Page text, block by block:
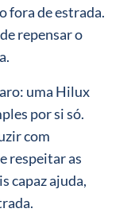
fora de estrada.
repensar o
uma Hilux
por si só.
com
respeitar as
capaz ajuda,